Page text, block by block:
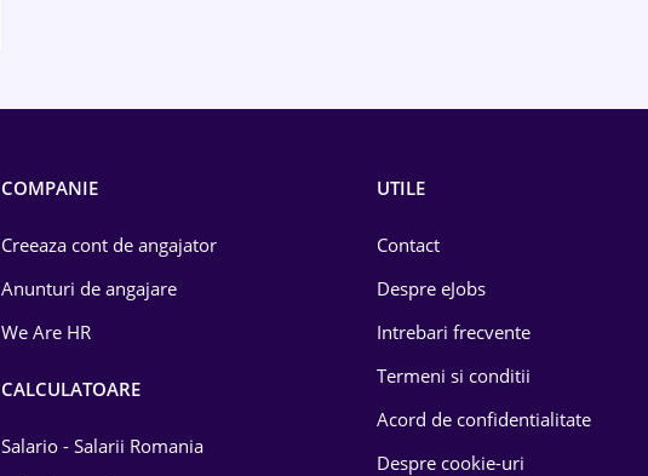
COMPANIE
Creeaza cont de angajator
Anunturi de angajare
We Are HR
CALCULATOARE
Salario - Salarii Romania
UTILE
Contact
Despre eJobs
Intrebari frecvente
Termeni si conditii
Acord de confidentialitate
Despre cookie-uri